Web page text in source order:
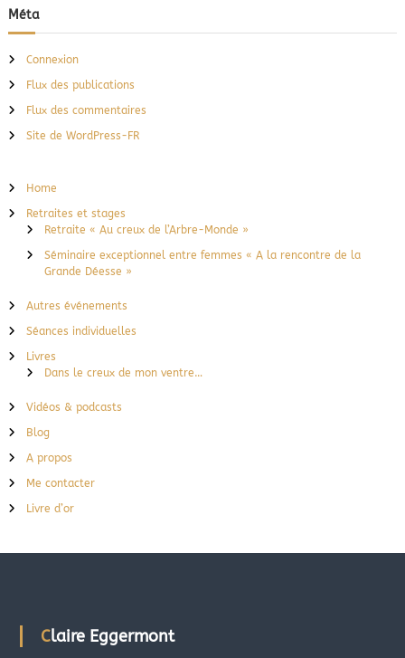
Méta
Connexion
Flux des publications
Flux des commentaires
Site de WordPress-FR
Home
Retraites et stages
Retraite « Au creux de l’Arbre-Monde »
Séminaire exceptionnel entre femmes « A la rencontre de la
Grande Déesse »
Autres événements
Séances individuelles
Livres
Dans le creux de mon ventre…
Vidéos & podcasts
Blog
A propos
Me contacter
Livre d’or
Claire Eggermont